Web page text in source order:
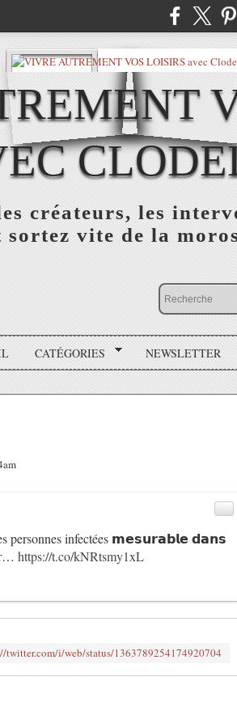
créateurs, les
sortez vite de la
CATÉGORIES NEWSLETTER
personnes infectées 𝗺𝗲𝘀𝘂𝗿𝗮𝗯𝗹𝗲 𝗱𝗮𝗻𝘀
https://t.co/kNRtsmy1xL
twitter.com/i/web/status/1363789254174920704